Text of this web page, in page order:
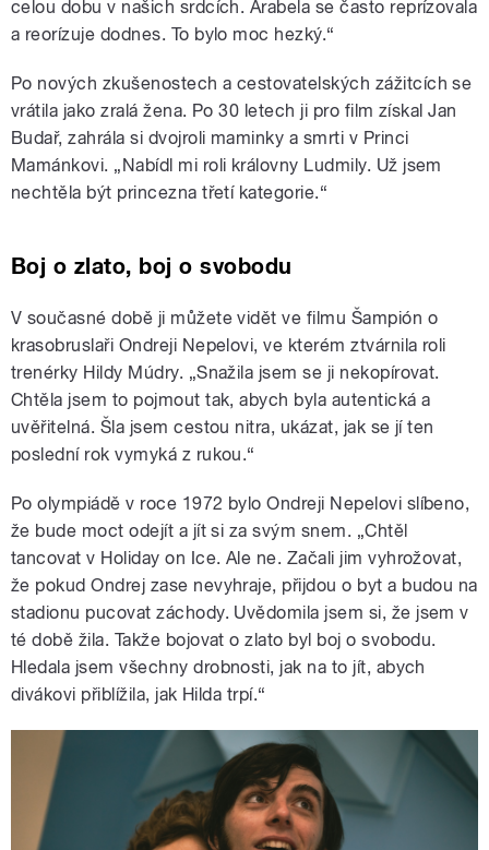
celou dobu v našich srdcích. Arabela se často reprízovala
a reorízuje dodnes. To bylo moc hezký.“
Po nových zkušenostech a cestovatelských zážitcích se
vrátila jako zralá žena. Po 30 letech ji pro film získal Jan
Budař, zahrála si dvojroli maminky a smrti v Princi
Mamánkovi. „Nabídl mi roli královny Ludmily. Už jsem
nechtěla být princezna třetí kategorie.“
Boj o zlato, boj o svobodu
V současné době ji můžete vidět ve filmu Šampión o
krasobruslaři Ondreji Nepelovi, ve kterém ztvárnila roli
trenérky Hildy Múdry. „Snažila jsem se ji nekopírovat.
Chtěla jsem to pojmout tak, abych byla autentická a
uvěřitelná. Šla jsem cestou nitra, ukázat, jak se jí ten
poslední rok vymyká z rukou.“
Po olympiádě v roce 1972 bylo Ondreji Nepelovi slíbeno,
že bude moct odejít a jít si za svým snem. „Chtěl
tancovat v Holiday on Ice. Ale ne. Začali jim vyhrožovat,
že pokud Ondrej zase nevyhraje, přijdou o byt a budou na
stadionu pucovat záchody. Uvědomila jsem si, že jsem v
té době žila. Takže bojovat o zlato byl boj o svobodu.
Hledala jsem všechny drobnosti, jak na to jít, abych
divákovi přiblížila, jak Hilda trpí.“